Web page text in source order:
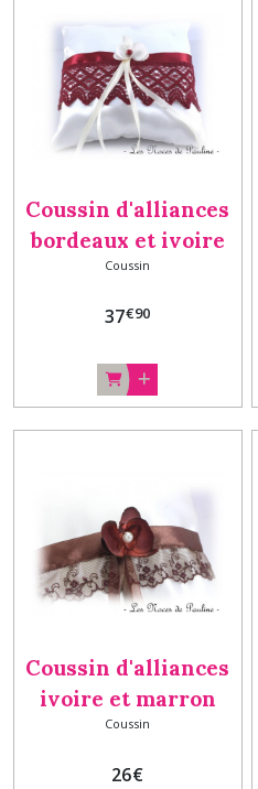
Coussin d'alliances
bordeaux et ivoire
orchidée
Coussin
37€90
Coussin d'alliances
ivoire et marron
orchidée et
Coussin
26€